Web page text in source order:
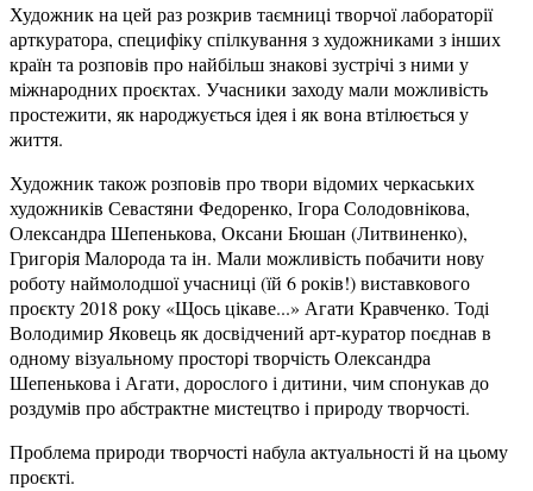
Художник на цей раз розкрив таємниці творчої лабораторії
арткуратора, специфіку спілкування з художниками з інших
країн та розповів про найбільш знакові зустрічі з ними у
міжнародних проєктах. Учасники заходу мали можливість
простежити, як народжується ідея і як вона втілюється у
життя.
Художник також розповів про твори відомих черкаських
художників Севастяни Федоренко, Ігора Солодовнікова,
Олександра Шепенькова, Оксани Бюшан (Литвиненко),
Григорія Малорода та ін. Мали можливість побачити нову
роботу наймолодшої учасниці (їй 6 років!) виставкового
проєкту 2018 року «Щось цікаве...» Агати Кравченко. Тоді
Володимир Яковець як досвідчений арт-куратор поєднав в
одному візуальному просторі творчість Олександра
Шепенькова і Агати, дорослого і дитини, чим спонукав до
роздумів про абстрактне мистецтво і природу творчості.
Проблема природи творчості набула актуальності й на цьому
проєкті.